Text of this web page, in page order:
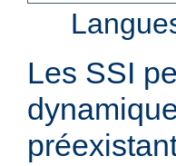
Les SSI